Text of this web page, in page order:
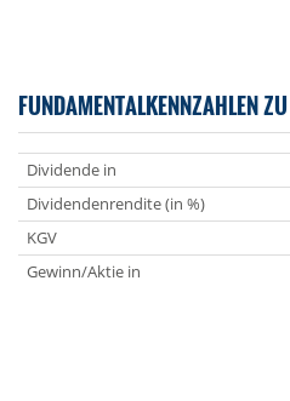
FUNDAMENTALKENNZAHLEN
Dividende in
Dividendenrendite (in %)
KGV
Gewinn/Aktie in